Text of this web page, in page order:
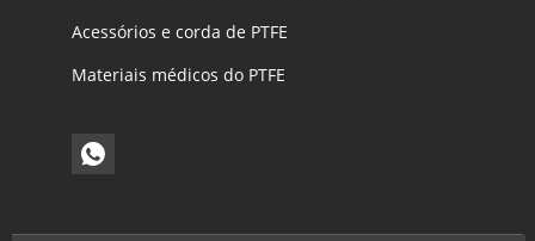
Acessórios e corda de PTFE
Materiais médicos do PTFE